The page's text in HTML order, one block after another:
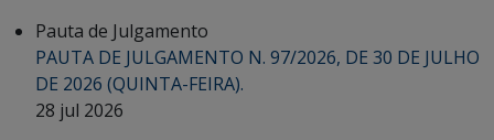
Pauta de Julgamento
PAUTA DE JULGAMENTO N. 97/2026, DE 30 DE JULHO
DE 2026 (QUINTA-FEIRA).
28 jul 2026